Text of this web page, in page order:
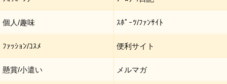
個人/趣味 ｽﾎﾟｰﾂ/ﾌｧﾝｻｲﾄ
ﾌｧｯｼｮﾝ/ｺｽﾒ 便利サイト
懸賞/小遣い メルマガ